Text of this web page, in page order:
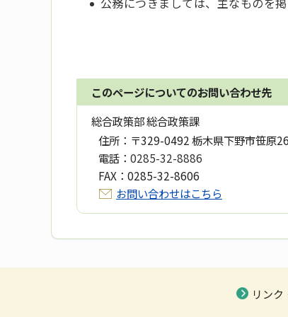
このページについてのお問い合わせ先
総合政策部 総合政策課
住所： 〒329-0492 栃木県下野市笹原26
電話： 0285-32-8886
FAX： 0285-32-8606
お問い合わせはこちら
リン